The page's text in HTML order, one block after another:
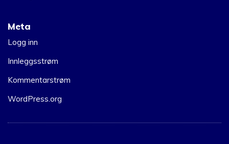
Meta
Logg inn
Innleggsstrøm
Kommentarstrøm
WordPress.org